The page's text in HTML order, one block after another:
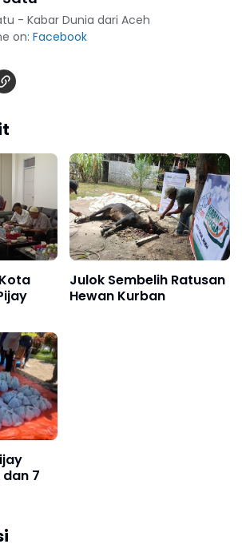
- Kabar Dunia dari Aceh
on: Facebook
Julok Sembelih Ratusan
Hewan Kurban
dan 7